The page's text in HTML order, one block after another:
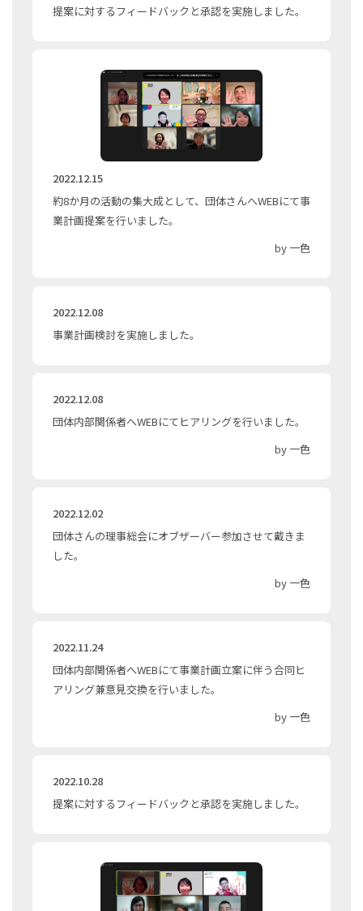
提案に対するフィードバックと承認を実施しました。
2022.12.15
約8か月の活動の集大成として、団体さんへWEBにて事
業計画提案を行いました。
by 一色
2022.12.08
事業計画検討を実施しました。
2022.12.08
団体内部関係者へWEBにてヒアリングを行いました。
by 一色
2022.12.02
団体さんの理事総会にオブザーバー参加させて戴きま
した。
by 一色
2022.11.24
団体内部関係者へWEBにて事業計画立案に伴う合同ヒ
アリング兼意見交換を行いました。
by 一色
2022.10.28
提案に対するフィードバックと承認を実施しました。